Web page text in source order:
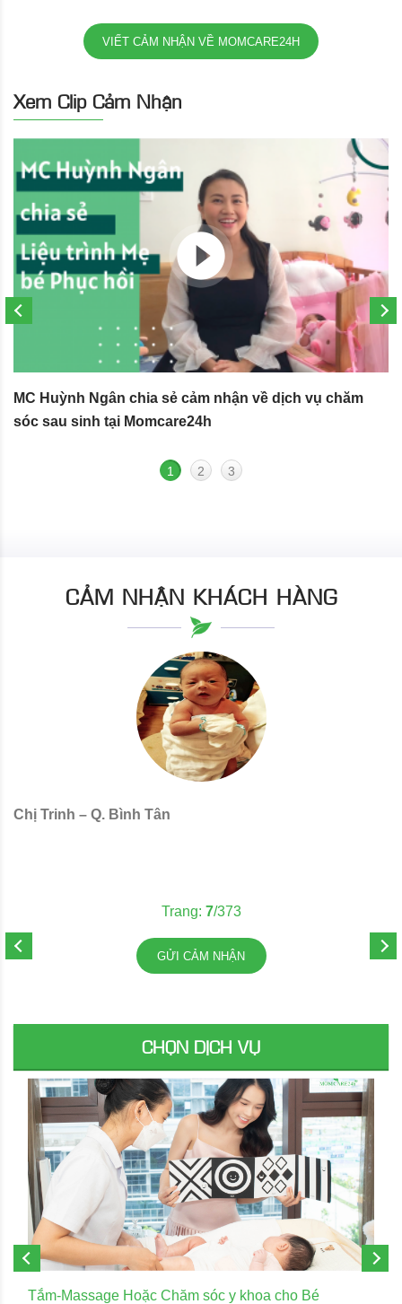
VIẾT CẢM NHẬN VỀ MOMCARE24H
Xem Clip Cảm Nhận
MC Huỳnh Ngân chia sẻ cảm nhận về dịch vụ chăm
sóc sau sinh tại Momcare24h
1 2 3
CẢM NHẬN KHÁCH HÀNG
Chị Trinh – Q. Bình Tân
Trang: 7/373
GỬI CẢM NHẬN
CHỌN DỊCH VỤ
Tắm-Massage Hoặc Chăm sóc y khoa cho Bé